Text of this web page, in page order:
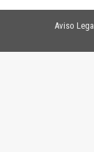
Aviso Legal